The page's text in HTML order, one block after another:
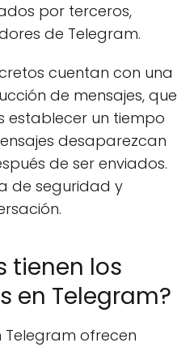
por terceros,
de Telegram.
cuentan con una
de mensajes, que
establecer un tiempo
desaparezcan
de ser enviados.
de seguridad y
tienen los
en Telegram?
Telegram ofrecen